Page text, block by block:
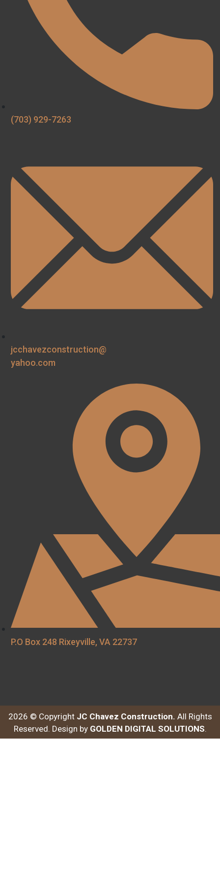
(703) 929-7263
jcchavezconstruction@
yahoo.com
P.O Box 248 Rixeyville, VA 22737
2026 © Copyright JC Chavez Construction. All Rights
Reserved. Design by GOLDEN DIGITAL SOLUTIONS.